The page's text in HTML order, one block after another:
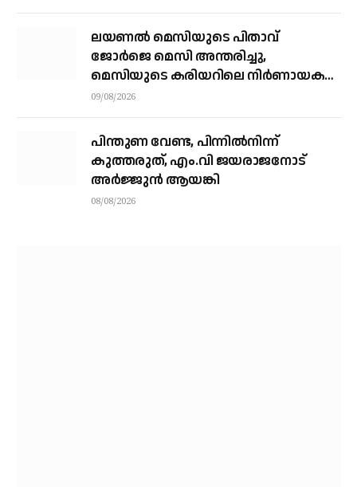
ലയണൽ മെസിയുടെ പിതാവ്
ജോർജെ മെസി അന്തരിച്ചു, ​
മെസിയുടെ കരിയറിലെ നിർണായക
ശക്തി
09/08/2026
പിന്തുണ വേണ്ട, പിന്നിൽനിന്ന്
കുത്തരുത്, എം.വി ജയരാജനോട്
അർജ്ജുൻ ആയങ്കി
08/08/2026